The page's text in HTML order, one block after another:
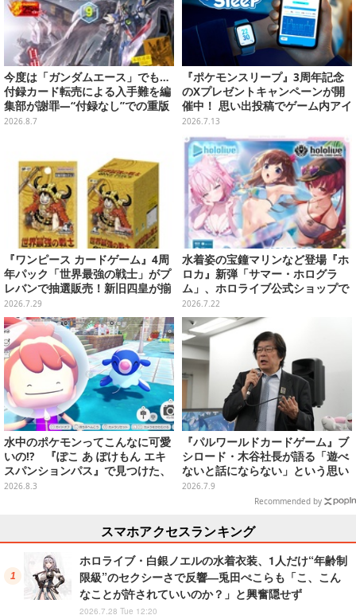
今度は「ガンダムエース」でも…
付録カード転売による入手難を編
集部が謝罪―“付録なし”での重版
対応を進行中
2026.8.7
『ポケモンスリープ』3周年記念
のXプレゼントキャンペーンが開
催中！ 思い出投稿でゲーム内アイ
テムやグッズが当たる
2026.7.13
『ワンピース カードゲーム』4周
年パック「世界最強の戦士」がプ
レバンで抽選販売！新旧四皇が揃
い踏み、新たに「覇王色SP」も収
録
2026.7.29
水着姿の宝鐘マリンなど登場『ホ
ロカ』新弾「サマー・ホログラ
ム」、ホロライブ公式ショップで
7月22日19時より予約受付！カー
ドスリーブ、ケースも販売
2026.7.22
水中のポケモンってこんなに可愛
いの!? 『ぽこ あ ぽけもん エキ
スパンションパス』で見つけた、
ポケモンの新たな魅力【先行プレ
2026.8.3
『パルワールドカードゲーム』ブ
シロード・木谷社長が語る「遊べ
ないと話にならない」という思い
ーメディア向け体験会をレポー
ト！ ギアや建築物で盤面を組む戦
2026.7.9
Recommended by
スマホアクセスランキング
ホロライブ・白銀ノエルの水着衣装、1人だけ“年齢制
限級”のセクシーさで反響―兎田ぺこらも「こ、こん
なことが許されていいのか？」と興奮隠せず
2026.7.28 Tue 12:20